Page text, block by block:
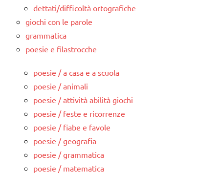
dettati/difficoltà ortografiche
giochi con le parole
grammatica
poesie e filastrocche
poesie / a casa e a scuola
poesie / animali
poesie / attività abilità giochi
poesie / feste e ricorrenze
poesie / fiabe e favole
poesie / geografia
poesie / grammatica
poesie / matematica